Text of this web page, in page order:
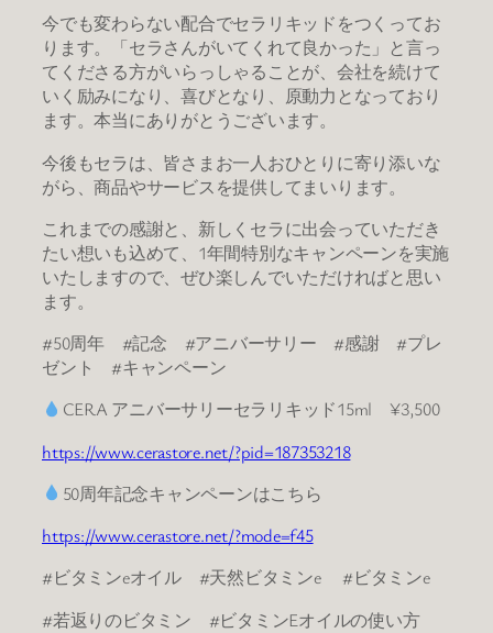
今でも変わらない配合でセラリキッドをつくってお
ります。「セラさんがいてくれて良かった」と言っ
てくださる方がいらっしゃることが、会社を続けて
いく励みになり、喜びとなり、原動力となっており
ます。本当にありがとうございます。
今後もセラは、皆さまお一人おひとりに寄り添いな
がら、商品やサービスを提供してまいります。
これまでの感謝と、新しくセラに出会っていただき
たい想いも込めて、1年間特別なキャンペーンを実施
いたしますので、ぜひ楽しんでいただければと思い
ます。
#50周年 #記念 #アニバーサリー #感謝 #プレ
ゼント #キャンペーン
CERA アニバーサリーセラリキッド15ml ¥3,500
https://www.cerastore.net/?pid=187353218
50周年記念キャンペーンはこちら
https://www.cerastore.net/?mode=f45
#ビタミンeオイル #天然ビタミンe #ビタミンe
#若返りのビタミン #ビタミンEオイルの使い方